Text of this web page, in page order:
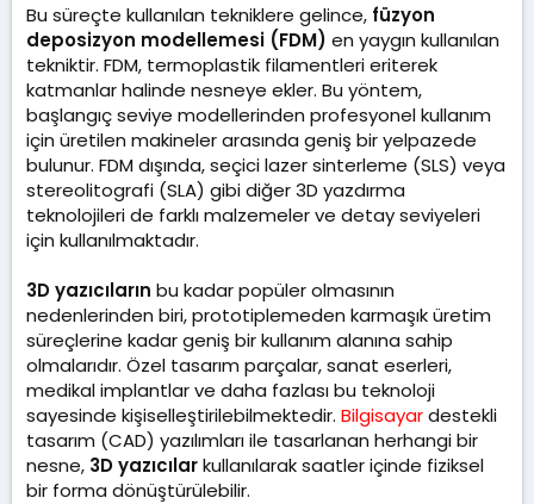
Bu süreçte kullanılan tekniklere gelince, füzyon
deposizyon modellemesi (FDM) en yaygın kullanılan
tekniktir. FDM, termoplastik filamentleri eriterek
katmanlar halinde nesneye ekler. Bu yöntem,
başlangıç seviye modellerinden profesyonel kullanım
için üretilen makineler arasında geniş bir yelpazede
bulunur. FDM dışında, seçici lazer sinterleme (SLS) veya
stereolitografi (SLA) gibi diğer 3D yazdırma
teknolojileri de farklı malzemeler ve detay seviyeleri
için kullanılmaktadır.
3D yazıcıların bu kadar popüler olmasının
nedenlerinden biri, prototiplemeden karmaşık üretim
süreçlerine kadar geniş bir kullanım alanına sahip
olmalarıdır. Özel tasarım parçalar, sanat eserleri,
medikal implantlar ve daha fazlası bu teknoloji
sayesinde kişiselleştirilebilmektedir. Bilgisayardestekli
tasarım (CAD) yazılımları ile tasarlanan herhangi bir
nesne, 3D yazıcılarkullanılarak saatler içinde fiziksel
bir forma dönüştürülebilir.